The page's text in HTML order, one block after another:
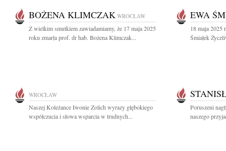
BOŻENA KLIMCZAK WROCŁAW
Z wielkim smutkiem zawiadamiamy, że 17 maja 2025
roku zmarła prof. dr hab. Bożena Klimczak...
EWA
18 maja 2025
Śmiałek
WROCŁAW
Naszej Koleżance Iwonie Zolich wyrazy głębokiego
współczucia i słowa wsparcia w trudnych...
Poruszeni
naszego